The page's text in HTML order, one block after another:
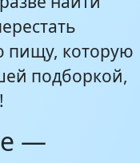
пищу, которую
подборкой,
—